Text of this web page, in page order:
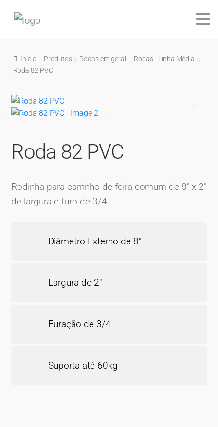
Início Produtos Rodas em geral
Rodas - Linha Média
Roda 82 PVC
Roda 82 PVC
Rodinha para carrinho de feira comum de 8″ x 2″
de largura e furo de 3/4.
Diâmetro Externo de 8″
Largura de 2″
Furação de 3/4
Suporta até 60kg